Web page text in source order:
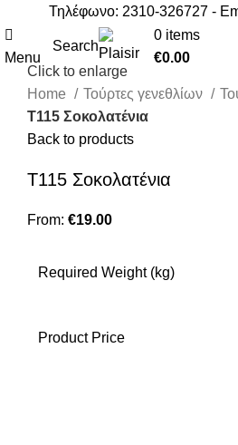
Τηλέφωνο: 2310-326727 -
Menu
Search
0 items
€0.00
Click to enlarge
Home
Τούρτες γενεθλίων
Τ115 Σοκολατένια
Back to products
Τ115 Σοκολατένια
From: €19.00
Required Weight (kg)
Product Price